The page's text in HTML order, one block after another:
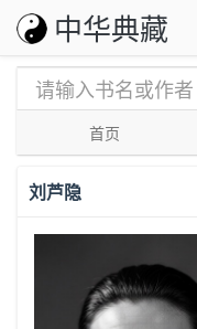
中华典藏
首页
刘芦隐